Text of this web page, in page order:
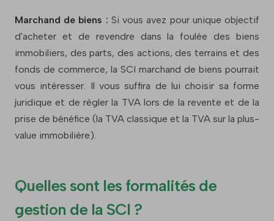
Marchand de biens : Si vous avez pour unique objectif
d'acheter et de revendre dans la foulée des biens
immobiliers, des parts, des actions, des terrains et des
fonds de commerce, la SCI marchand de biens pourrait
vous intéresser. Il vous suffira de lui choisir sa forme
juridique et de régler la TVA lors de la revente et de la
prise de bénéfice (la TVA classique et la TVA sur la plus-
value immobilière).
Quelles sont les formalités de
gestion de la SCI ?